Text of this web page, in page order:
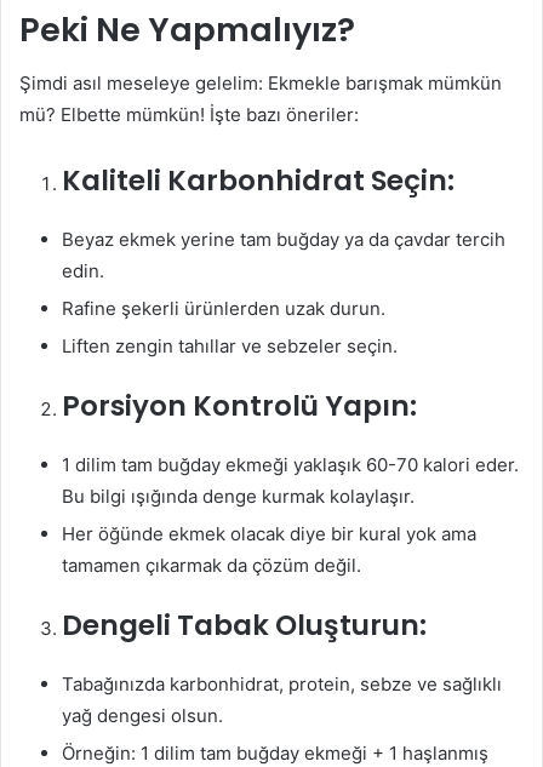
Peki Ne Yapmalıyız?
Şimdi asıl meseleye gelelim: Ekmekle barışmak mümkün
mü? Elbette mümkün! İşte bazı öneriler:
Kaliteli Karbonhidrat Seçin:
Beyaz ekmek yerine tam buğday ya da çavdar tercih
edin.
Rafine şekerli ürünlerden uzak durun.
Liften zengin tahıllar ve sebzeler seçin.
Porsiyon Kontrolü Yapın:
1 dilim tam buğday ekmeği yaklaşık 60-70 kalori eder.
Bu bilgi ışığında denge kurmak kolaylaşır.
Her öğünde ekmek olacak diye bir kural yok ama
tamamen çıkarmak da çözüm değil.
Dengeli Tabak Oluşturun:
Tabağınızda karbonhidrat, protein, sebze ve sağlıklı
yağ dengesi olsun.
Örneğin: 1 dilim tam buğday ekmeği + 1 haşlanmış